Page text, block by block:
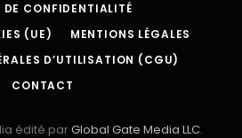
DE CONFIDENTIALITÉ
(UE)
MENTIONS LÉGALES
D’UTILISATION (CGU)
CONTACT
édité parGlobal Gate Media LLC.